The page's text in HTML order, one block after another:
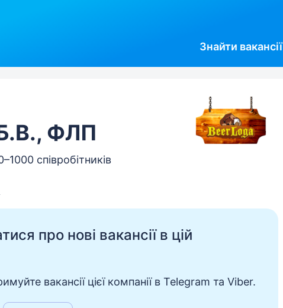
Знайти вакансії
ФЛП
співробітників
про нові вакансії в цій
вакансії цієї компанії в Telegram та Viber.